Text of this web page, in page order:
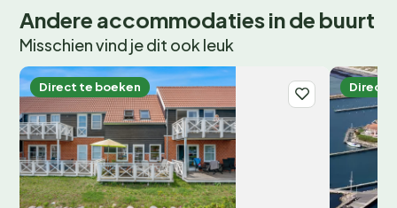
Andere accommodaties in de buurt
Misschien vind je dit ook leuk
Direct te boeken Direct